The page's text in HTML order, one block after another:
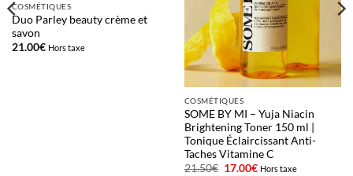
COSMÉTIQUES
Duo Parley beauty crème et
savon
21.00€ Hors taxe
COSMÉTIQUES
SOME BY MI – Yuja Niacin
Brightening Toner 150 ml |
Tonique Éclaircissant Anti-
Taches Vitamine C
21.50€ Le
17.00€LeHors taxe